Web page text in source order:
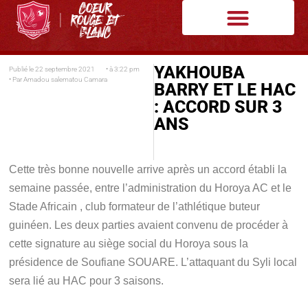
Publié le 22 septembre 2021 • à 3:22 pm
• ParAmadou salematou Camara
YAKHOUBA
BARRY ET LE HAC
: ACCORD SUR 3
ANS
Cette très bonne nouvelle arrive après un accord établi la
semaine passée, entre l’administration du Horoya AC et le
Stade Africain , club formateur de l’athlétique buteur
guinéen. Les deux parties avaient convenu de procéder à
cette signature au siège social du Horoya sous la
présidence de Soufiane SOUARE. L’attaquant du Syli local
sera lié au HAC pour 3 saisons.